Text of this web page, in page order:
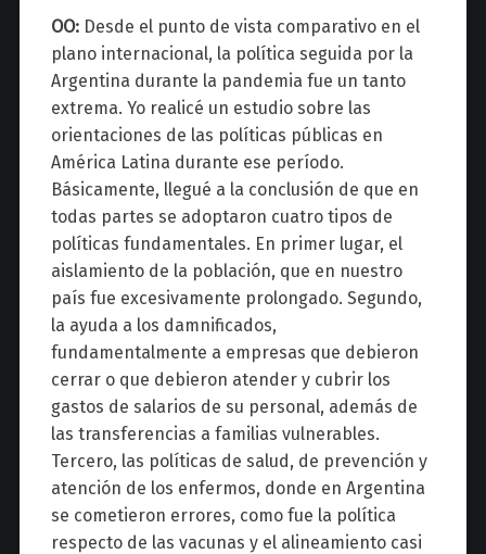
OO:Desde el punto de vista comparativo en el
plano internacional, la política seguida por la
Argentina durante la pandemia fue un tanto
extrema. Yo realicé un estudio sobre las
orientaciones de las políticas públicas en
América Latina durante ese período.
Básicamente, llegué a la conclusión de que en
todas partes se adoptaron cuatro tipos de
políticas fundamentales. En primer lugar, el
aislamiento de la población, que en nuestro
país fue excesivamente prolongado. Segundo,
la ayuda a los damnificados,
fundamentalmente a empresas que debieron
cerrar o que debieron atender y cubrir los
gastos de salarios de su personal, además de
las transferencias a familias vulnerables.
Tercero, las políticas de salud, de prevención y
atención de los enfermos, donde en Argentina
se cometieron errores, como fue la política
respecto de las vacunas y el alineamiento casi